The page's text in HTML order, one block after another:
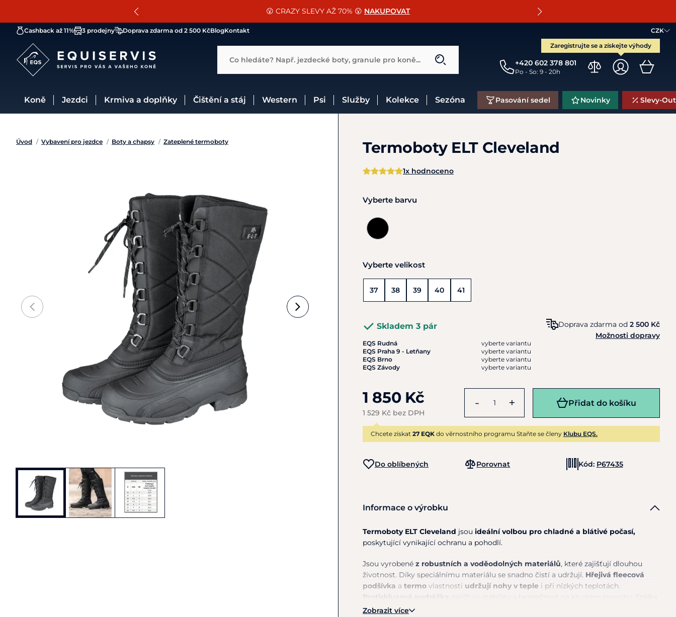
SLEVA 13% na vše od Cassini! CHCI SLEVU
😮 CRAZY SLEVY AŽ 70% 😮 NAKUPOVAT
📐Pasování a doplňky k vybraným sedlům ZDARMA 🐴
CZK
Zaregistrujte se a získejte výhody
+420 602 378 801
Po - So: 9 - 20h
Cashback až 11% 3 prodejny Doprava zdarma od 2 500 KčBlogKontakt
Co hledáte? Např. jezdecké boty, granule pro koně...
Koně Jezdci Krmiva a doplňky Čištění a stáj Western Psi Služby Kolekce Sezóna Pasování sedel Novinky Slevy-
Úvod / Vybavení pro jezdce / Boty a chapsy / Zateplené termoboty Termoboty ELT Cleveland
1x hodnoceno
Vyberte barvu
Vyberte velikost
37 38 39 40 41
Skladem 3 pár
EQS Rudná
vyberte variantu
EQS Praha 9 - Letňany
vyberte variantu
EQS Brno
vyberte variantu
EQS Závody
vyberte variantu
Doprava zdarma od 2 500 Kč
Možnosti dopravy
1 850 Kč
1 529 Kč bez DPH
- + Přidat do košíku
Chcete získat 27 EQK do věrnostního programu Staňte se členy Klubu EQS.
Do oblíbených Porovnat Kód: P67435
Informace o výrobku
Termoboty ELT Cleveland jsou ideální volbou pro chladné a blátivé počasí,
poskytující vynikající ochranu a pohodlí.
Jsou vyrobené z robustních a voděodolných materiálů, které zajišťují dlouhou
životnost. Díky speciálnímu materiálu se snadno čistí a udržují. Hřejivá fleecová
podšívka a termo vlastnosti udržují nohy v teple i při nízkých teplotách.
Protiskluzová podrážka
zajišťuje stabilitu a bezpečnost na kluzkém povrchu. Stélka
je vyjímatelná pro maximální pohodlí a možnost údržby. Díky zapínání
Zobrazit více